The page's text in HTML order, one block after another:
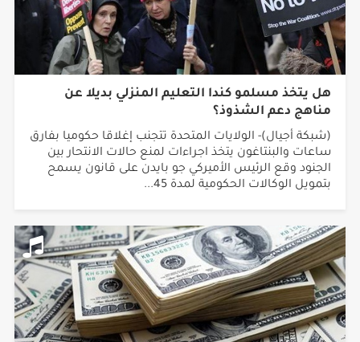
هل يتخذ مسلمو كندا التعليم المنزلي بديلا عن
مناهج دعم الشذوذ؟
(شبكة أجيال)- الولايات المتحدة تتجنب إغلاقا حكوميا بفارق
ساعات والبنتاغون يتخذ اجراءات لمنع حالات الانتحار بين
الجنود وقع الرئيس الأميركي جو بايدن على قانون يسمح
بتمويل الوكالات الحكومية لمدة 45...